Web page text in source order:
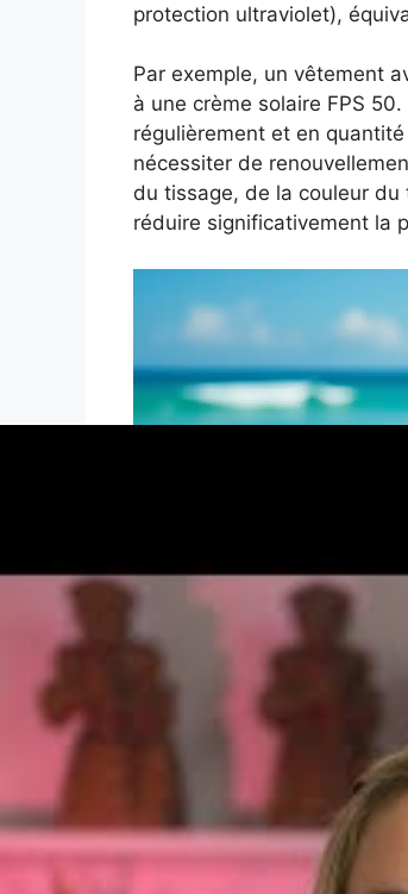
protection ultraviolet),
Par exemple, un vêtement
à une crème solaire FPS
régulièrement et en
nécessiter de
du tissage, de la couleur
réduire significativement la
Avantages et
Les crèmes solaires sont
toutes les zones